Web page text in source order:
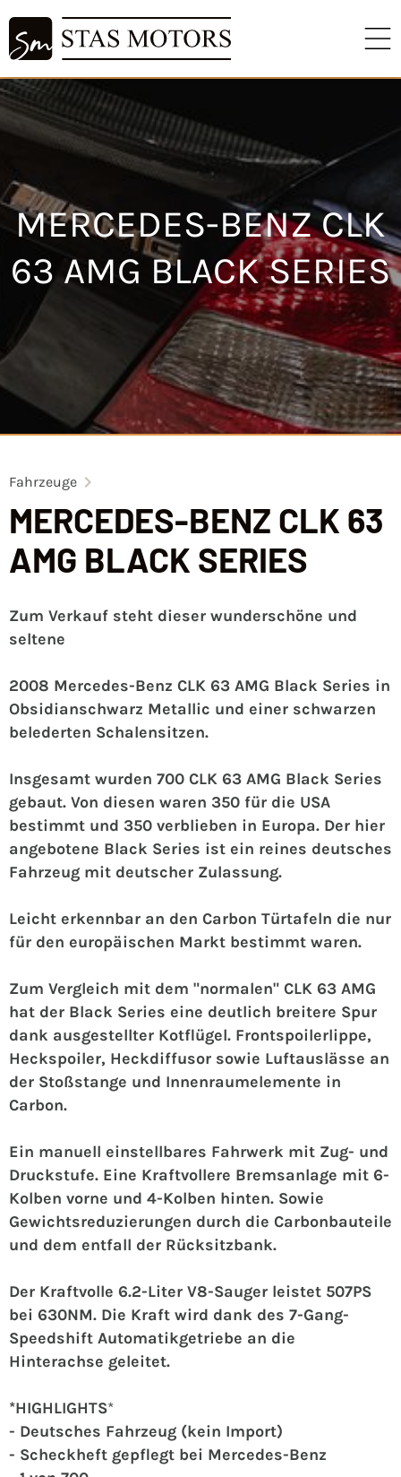
MERCEDES-BENZ CLK
63 AMG BLACK SERIES
Fahrzeuge
MERCEDES-BENZ CLK 63
AMG BLACK SERIES
Zum Verkauf steht dieser wunderschöne und
seltene
2008 Mercedes-Benz CLK 63 AMG Black Series in
Obsidianschwarz Metallic und einer schwarzen
belederten Schalensitzen.
Insgesamt wurden 700 CLK 63 AMG Black Series
gebaut. Von diesen waren 350 für die USA
bestimmt und 350 verblieben in Europa. Der hier
angebotene Black Series ist ein reines deutsches
Fahrzeug mit deutscher Zulassung.
Leicht erkennbar an den Carbon Türtafeln die nur
für den europäischen Markt bestimmt waren.
Zum Vergleich mit dem "normalen" CLK 63 AMG
hat der Black Series eine deutlich breitere Spur
dank ausgestellter Kotflügel. Frontspoilerlippe,
Heckspoiler, Heckdiffusor sowie Luftauslässe an
der Stoßstange und Innenraumelemente in
Carbon.
Ein manuell einstellbares Fahrwerk mit Zug- und
Druckstufe. Eine Kraftvollere Bremsanlage mit 6-
Kolben vorne und 4-Kolben hinten. Sowie
Gewichtsreduzierungen durch die Carbonbauteile
und dem entfall der Rücksitzbank.
Der Kraftvolle 6.2-Liter V8-Sauger leistet 507PS
bei 630NM. Die Kraft wird dank des 7-Gang-
Speedshift Automatikgetriebe an die
Hinterachse geleitet.
*HIGHLIGHTS*
- Deutsches Fahrzeug (kein Import)
- Scheckheft gepflegt bei Mercedes-Benz